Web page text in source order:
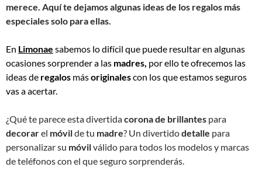
merece. Aquí te dejamos algunas ideas de los regalos más
especiales solo para ellas.
En Limonae sabemos lo difícil que puede resultar en algunas
ocasiones sorprender a las madres, por ello te ofrecemos las
ideas de regalos másoriginalescon los que estamos seguros
vas a acertar.
¿Qué te parece esta divertidacorona de brillantes para
decorarel móvilde tu madre? Un divertidodetalle para
personalizar su móvilválido para todos los modelos y marcas
de teléfonos con el que seguro sorprenderás.